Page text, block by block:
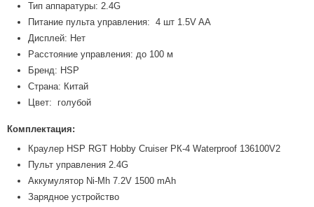
Тип аппаратуры: 2.4G
Питание пульта управления: 4 шт 1.5V AA
Дисплей: Нет
Расстояние управления: до 100 м
Бренд: HSP
Страна: Китай
Цвет: голубой
Комплектация:
Краулер HSP RGT Hobby Cruiser РК-4 Waterproof 136100V2
Пульт управления 2.4G
Аккумулятор Ni-Mh 7.2V 1500 mAh
Зарядное устройство